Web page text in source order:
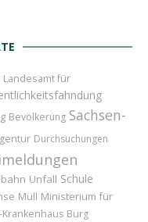
Landesamt für
Bevölkerung Sachsen-
Durchsuchungen
Unfall Schule
Müll Ministerium für
Krankenhaus Burg